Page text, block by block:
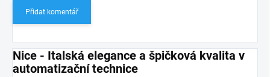
Přidat komentář
Nice - Italská elegance a špičková kvalita v
automatizační technice